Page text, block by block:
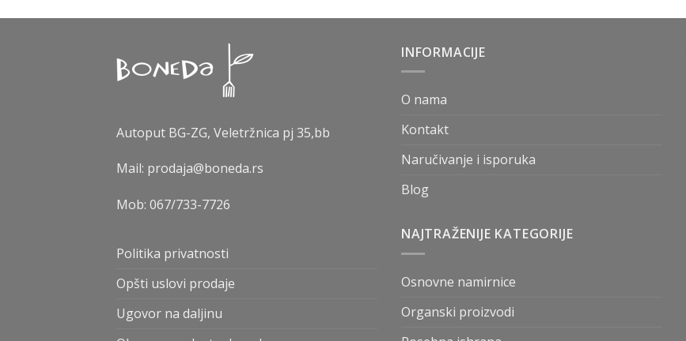
Autoput BG-ZG, Veletržnica pj 35,bb
Mail: prodaja@boneda.rs
Mob: 067/733-7726
Politika privatnosti
Opšti uslovi prodaje
Ugovor na daljinu
INFORMACIJE
O nama
Kontakt
Naručivanje i isporuka
Blog
NAJTRAŽENIJE KATEGORIJE
Osnovne namirnice
Organski proizvodi